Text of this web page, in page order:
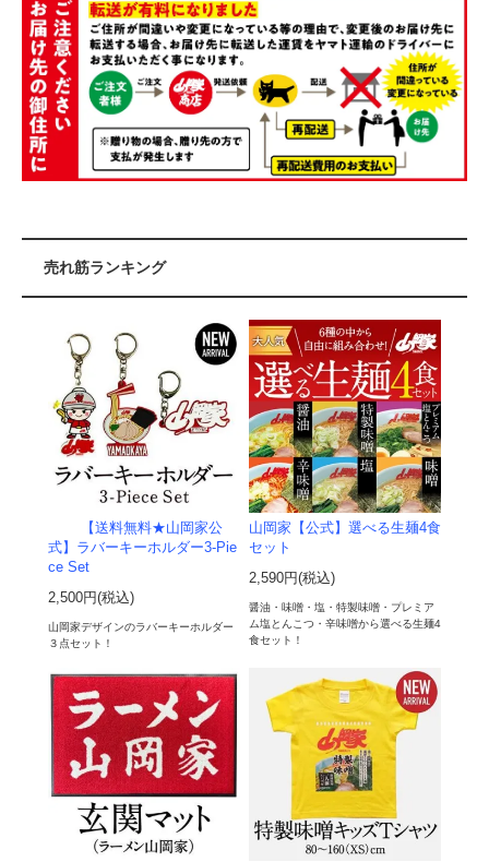
売れ筋ランキング
【送料無料★山岡家公
式】ラバーキーホルダー3-Pie
ce Set
2,500円(税込)
山岡家デザインのラバーキーホルダー
３点セット！
山岡家【公式】選べる生麺4食
セット
2,590円(税込)
醤油・味噌・塩・特製味噌・プレミア
ム塩とんこつ・辛味噌から選べる生麺4
食セット！